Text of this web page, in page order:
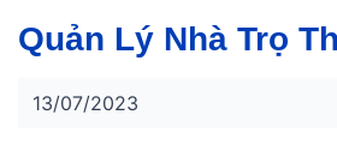
Quản Lý Nhà Trọ
13/07/2023